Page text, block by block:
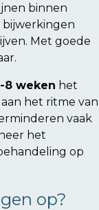
binnen
bijwerkingen
Met goede
8 weken het
het ritme van
vaak
het
op
op?